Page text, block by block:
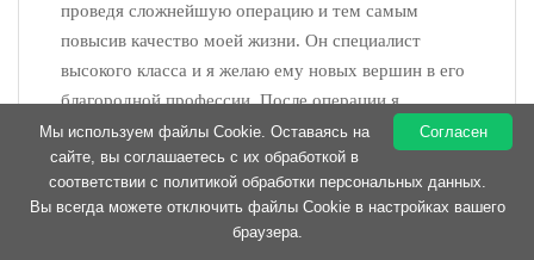
Личный кабинет
проведя сложнейшую операцию и тем самым
повысив качество моей жизни. Он специалист
высокого класса и я желаю ему новых вершин в его
благородной профессии. После операции я
проходила реабилитацию в Вашей клинике. Хочу
отметить чуткое и внимательное отношение
невролога Локтионовой Марины Петровны,
кардиолога Виноградовой Ларисы Германовны,
Согласен
Мы используем файлы Cookie. Оставаясь на
сайте, вы соглашаетесь с их обработкой в
соответствии с политикой обработки персональных данных.
Вы всегда можете отключить файлы Cookie в настройках вашего
браузера.